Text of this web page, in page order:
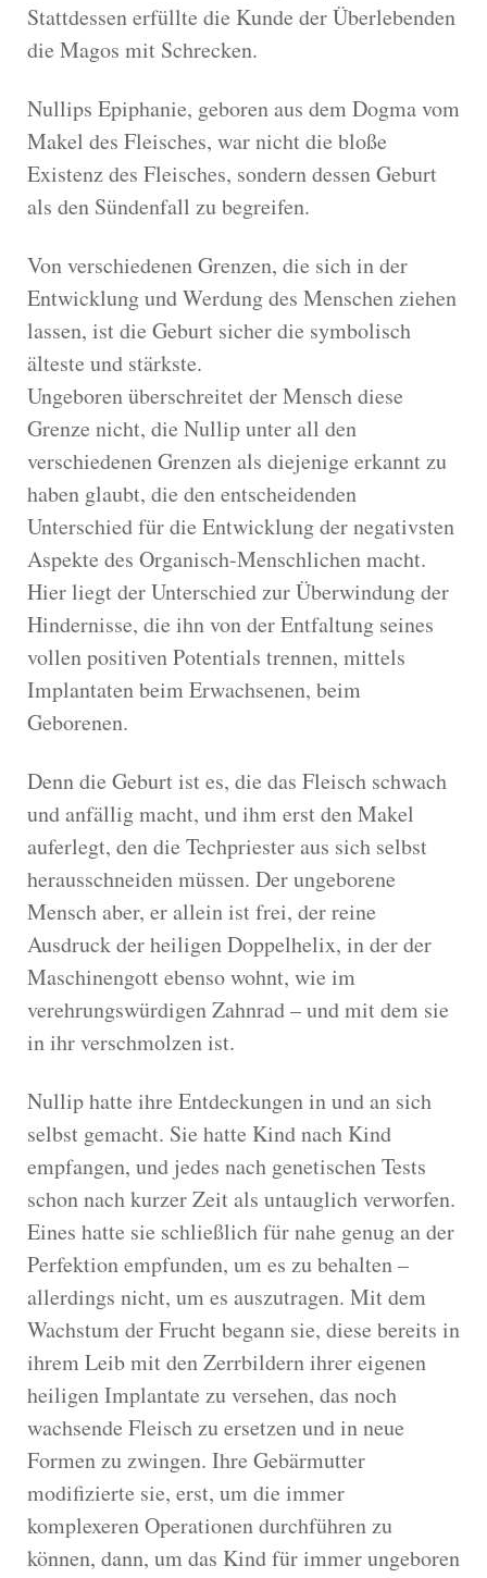
Stattdessen erfüllte die Kunde der Überlebenden
die Magos mit Schrecken.
Nullips Epiphanie, geboren aus dem Dogma vom
Makel des Fleisches, war nicht die bloße
Existenz des Fleisches, sondern dessen Geburt
als den Sündenfall zu begreifen.
Von verschiedenen Grenzen, die sich in der
Entwicklung und Werdung des Menschen ziehen
lassen, ist die Geburt sicher die symbolisch
älteste und stärkste.
Ungeboren überschreitet der Mensch diese
Grenze nicht, die Nullip unter all den
verschiedenen Grenzen als diejenige erkannt zu
haben glaubt, die den entscheidenden
Unterschied für die Entwicklung der negativsten
Aspekte des Organisch-Menschlichen macht.
Hier liegt der Unterschied zur Überwindung der
Hindernisse, die ihn von der Entfaltung seines
vollen positiven Potentials trennen, mittels
Implantaten beim Erwachsenen, beim
Geborenen.
Denn die Geburt ist es, die das Fleisch schwach
und anfällig macht, und ihm erst den Makel
auferlegt, den die Techpriester aus sich selbst
herausschneiden müssen. Der ungeborene
Mensch aber, er allein ist frei, der reine
Ausdruck der heiligen Doppelhelix, in der der
Maschinengott ebenso wohnt, wie im
verehrungswürdigen Zahnrad – und mit dem sie
in ihr verschmolzen ist.
Nullip hatte ihre Entdeckungen in und an sich
selbst gemacht. Sie hatte Kind nach Kind
empfangen, und jedes nach genetischen Tests
schon nach kurzer Zeit als untauglich verworfen.
Eines hatte sie schließlich für nahe genug an der
Perfektion empfunden, um es zu behalten –
allerdings nicht, um es auszutragen. Mit dem
Wachstum der Frucht begann sie, diese bereits in
ihrem Leib mit den Zerrbildern ihrer eigenen
heiligen Implantate zu versehen, das noch
wachsende Fleisch zu ersetzen und in neue
Formen zu zwingen. Ihre Gebärmutter
modifizierte sie, erst, um die immer
komplexeren Operationen durchführen zu
können, dann, um das Kind für immer ungeboren